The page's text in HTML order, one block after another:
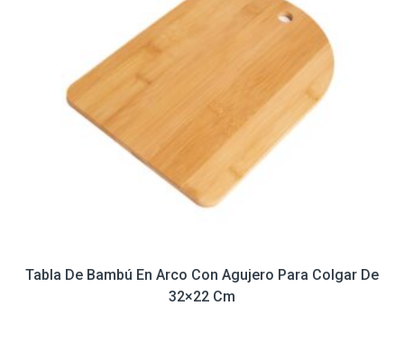
Tabla De Bambú En Arco Con Agujero Para Colgar De
32×22 Cm